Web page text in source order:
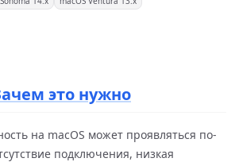
это нужно
на macOS может проявляться по-
подключения, низкая